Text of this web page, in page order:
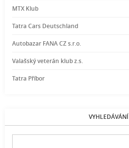
MTX Klub
Tatra Cars Deutschland
Autobazar FANA CZ s.r.o.
Valašský veterán klub z.s.
Tatra Příbor
VYHLEDÁVÁNÍ